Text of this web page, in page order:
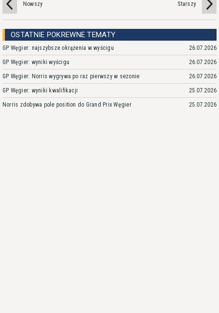
Nowszy Starszy
OSTATNIE POKREWNE TEMATY
GP Węgier: najszybsze okrążenia w wyścigu 26.07.2026
GP Węgier: wyniki wyścigu 26.07.2026
GP Węgier: Norris wygrywa po raz pierwszy w sezonie 26.07.2026
GP Węgier: wyniki kwalifikacji 25.07.2026
Norris zdobywa pole position do Grand Prix Węgier 25.07.2026